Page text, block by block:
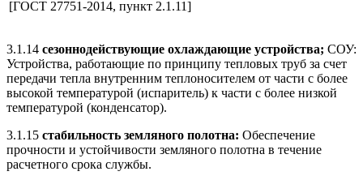
[ГОСТ 27751-2014, пункт 2.1.11]
3.1.14 сезоннодействующие охлаждающие устройства; СОУ:
Устройства, работающие по принципу тепловых труб за счет
передачи тепла внутренним теплоносителем от части с более
высокой температурой (испаритель) к части с более низкой
температурой (конденсатор).
3.1.15 стабильность земляного полотна: Обеспечение
прочности и устойчивости земляного полотна в течение
расчетного срока службы.